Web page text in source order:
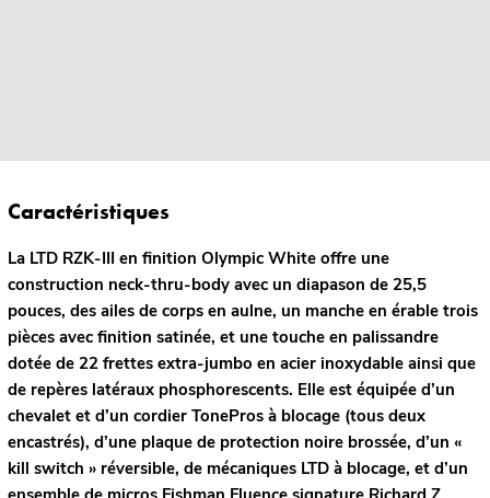
Caractéristiques
La LTD RZK-III en finition Olympic White offre une
construction neck-thru-body avec un diapason de 25,5
pouces, des ailes de corps en aulne, un manche en érable trois
pièces avec finition satinée, et une touche en palissandre
dotée de 22 frettes extra-jumbo en acier inoxydable ainsi que
de repères latéraux phosphorescents. Elle est équipée d’un
chevalet et d’un cordier TonePros à blocage (tous deux
encastrés), d’une plaque de protection noire brossée, d’un «
kill switch » réversible, de mécaniques LTD à blocage, et d’un